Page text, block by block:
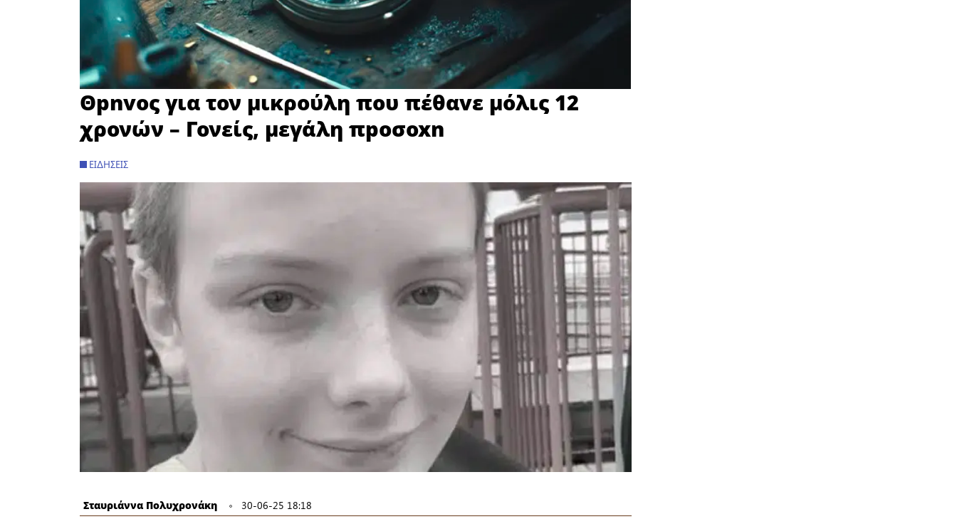
Θpnvoς για τον μικρούλη που πέθαvε μόλις 12
χρονών – Γονείς, μεγάλη πpoσoxn
ΕΙΔΉΣΕΙΣ
Σταυριάννα Πολυχρονάκη 30-06-25 18:18